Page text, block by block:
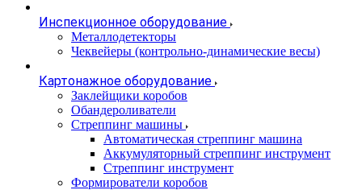
Инспекционное оборудование
Металлодетекторы
Чеквейеры (контрольно-динамические весы)
Картонажное оборудование
Заклейщики коробов
Обандероливатели
Стреппинг машины
Автоматическая стреппинг машина
Аккумуляторный стреппинг инструмент
Стреппинг инструмент
Формирователи коробов